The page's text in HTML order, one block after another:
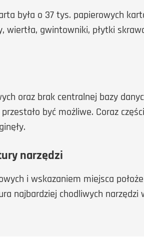
była o 37 tys. papierowych
gwintowniki, płytki
oraz brak centralnej bazy
być możliwe. Coraz
narzędzi
i wskazaniem miejsca
najbardziej chodliwych narzędzi